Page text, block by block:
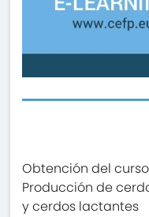
Obtención del
Producción de
y cerdos lactantes